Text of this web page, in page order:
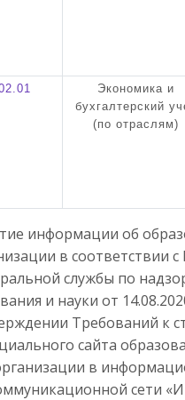
Экономика и
бухгалтерский
(по отраслям)
информации об
в соответствии
службы по
и науки от
Требований к
сайта
в
сети